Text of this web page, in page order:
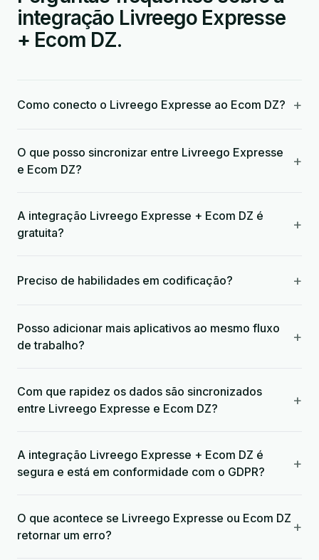
integração Livreego Expresse
+ Ecom DZ.
Como conecto o Livreego Expresse ao Ecom DZ? +
O que posso sincronizar entre Livreego Expresse
e Ecom DZ?
+
A integração Livreego Expresse + Ecom DZ é
gratuita?
+
Preciso de habilidades em codificação? +
Posso adicionar mais aplicativos ao mesmo fluxo
de trabalho?
+
Com que rapidez os dados são sincronizados
entre Livreego Expresse e Ecom DZ?
+
A integração Livreego Expresse + Ecom DZ é
segura e está em conformidade com o GDPR?
+
O que acontece se Livreego Expresse ou Ecom DZ
retornar um erro?
+